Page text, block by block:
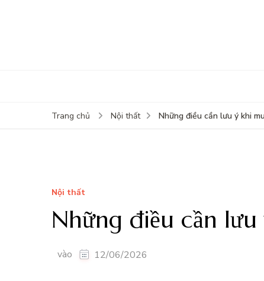
Trang chủ Nội thất Những điều cần lưu ý khi
Nội thất
Những điều cần
vào 12/06/2026